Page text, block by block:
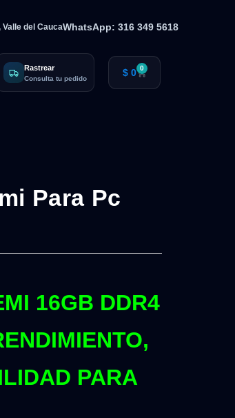
Valle del CaucaWhatsApp: 316 349 5618
Rastrear
Consulta tu pedido $ 0 0
Para Pc
16GB DDR4
PARA